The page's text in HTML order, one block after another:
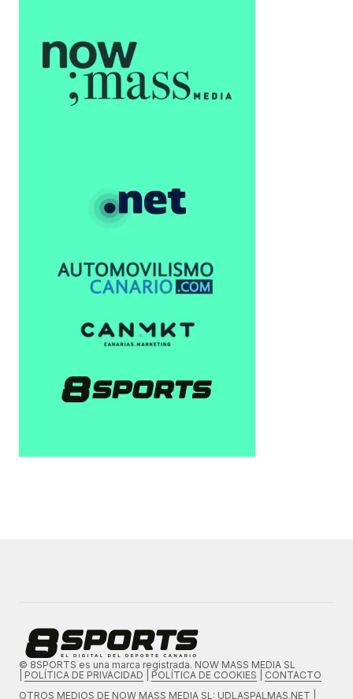
© 8SPORTS es una marca registrada. NOW MASS MEDIA SL
POLÍTICA DE PRIVACIDAD POLÍTICA DE COOKIES
CONTACTO
OTROS MEDIOS DE NOW MASS MEDIA SL: UDLASPALMAS.NET |